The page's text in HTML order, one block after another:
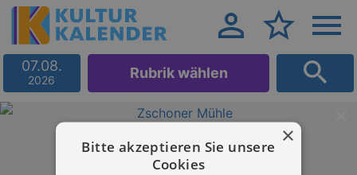
07.08.
2026 Rubrik wählen
×
Bitte akzeptieren Sie unsere
Cookies